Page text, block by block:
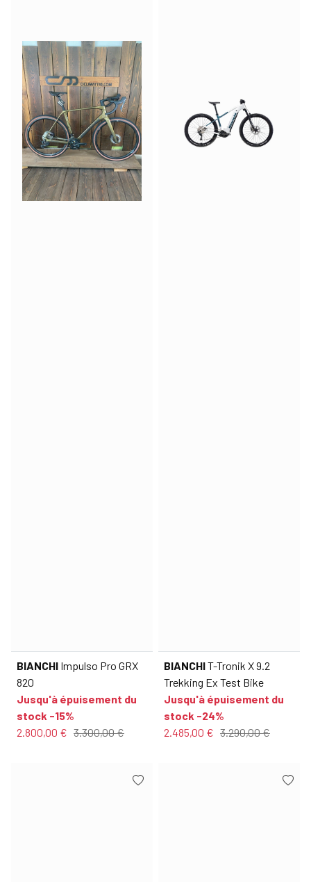
BIANCHI Impulso Pro GRX
820
Jusqu'à épuisement du
stock -15%
2.800,00 € 3.300,00 €
BIANCHIT-Tronik X 9.2
Trekking Ex Test Bike
Jusqu'à épuisement du
stock -24%
2.485,00 € 3.290,00 €